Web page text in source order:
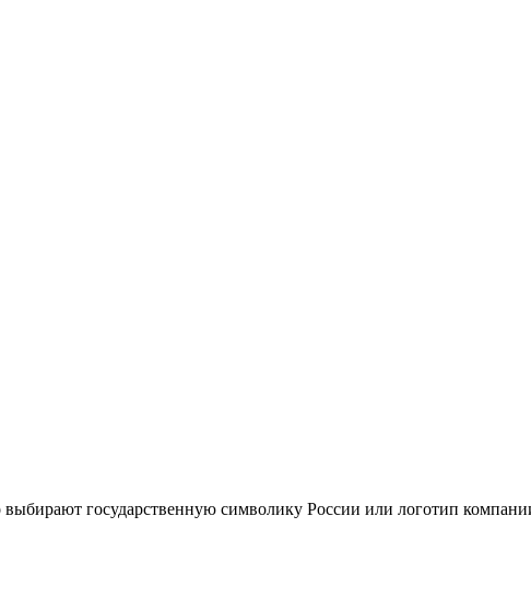
государственную символику России или логотип